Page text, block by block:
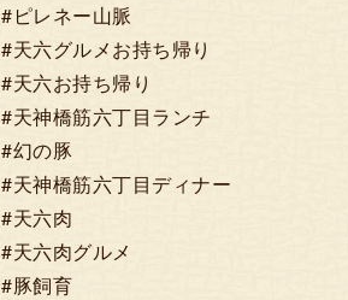
#ピレネー山脈
#天六グルメお持ち帰り
#天六お持ち帰り
#天神橋筋六丁目ランチ
#幻の豚
#天神橋筋六丁目ディナー
#天六肉
#天六肉グルメ
#豚飼育